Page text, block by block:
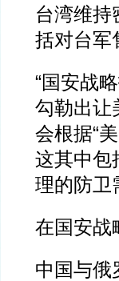
台湾维持
括对台军
“国安战
勾勒出让
会根据“
这其中包
理的防卫
在国安战
中国与俄